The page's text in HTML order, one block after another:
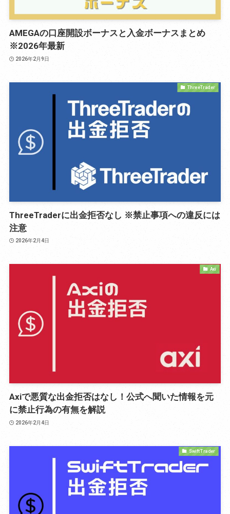
AMEGAの口座開設ボーナスと入金ボーナスまとめ
※2026年最新
2026年2月9日
ThreeTrader
ThreeTraderに出金拒否なし ※禁止事項への違反には
注意
2026年2月4日
Axi
Axiで悪質な出金拒否はなし！公式へ聞いた情報を元
に禁止行為の有無を解説
2026年2月4日
Swift Trader